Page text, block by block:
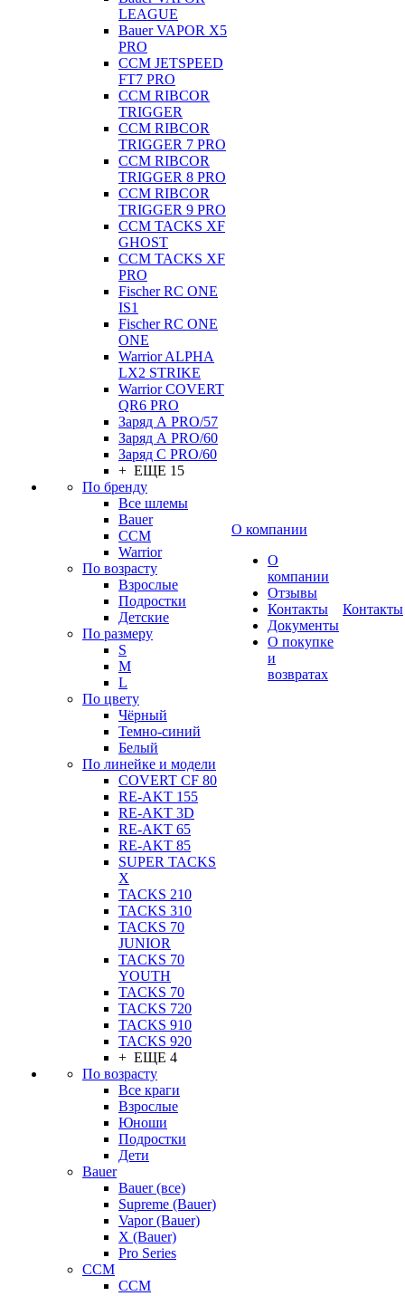
LEAGUE
Bauer VAPOR X5
PRO
CCM JETSPEED
FT7 PRO
CCM RIBCOR
TRIGGER
CCM RIBCOR
TRIGGER 7 PRO
CCM RIBCOR
TRIGGER 8 PRO
CCM RIBCOR
TRIGGER 9 PRO
CCM TACKS XF
GHOST
CCM TACKS XF
PRO
Fischer RC ONE
IS1
Fischer RC ONE
ONE
Warrior ALPHA
LX2 STRIKE
Warrior COVERT
QR6 PRO
Заряд А PRO/57
Заряд А PRO/60
Заряд С PRO/60
+ ЕЩЕ 15
По бренду
Все шлемы
Bauer
CCM
Warrior
По возрасту
Взрослые
Подростки
Детские
По размеру
S
M
L
По цвету
Чёрный
Темно-синий
Белый
По линейке и модели
COVERT CF 80
RE-AKT 155
RE-AKT 3D
RE-AKT 65
RE-AKT 85
SUPER TACKS
X
TACKS 210
TACKS 310
TACKS 70
JUNIOR
TACKS 70
YOUTH
TACKS 70
TACKS 720
TACKS 910
TACKS 920
+ ЕЩЕ 4
По возрасту
Все краги
Взрослые
Юноши
Подростки
Дети
Bauer
Bauer (все)
Supreme (Bauer)
Vapor (Bauer)
X (Bauer)
Pro Series
CCM
CCM
О компании
О
компании
Отзывы
Контакты
Документы
О покупке
и
возвратах
Контакты